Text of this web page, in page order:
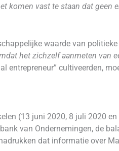
komen vast te staan dat
waarde van
het zichzelf aanmeten van
entrepreneur” cultiveerden,
(13 juni 2020, 8 juli 2020
van Ondernemingen, de
dat informatie over